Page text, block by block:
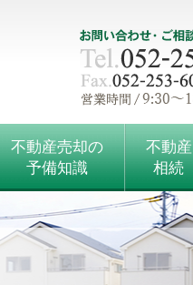
不動産売却の
予備知識
不動産
相続